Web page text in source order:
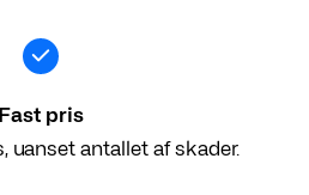
Fast pris
uanset antallet af skader.